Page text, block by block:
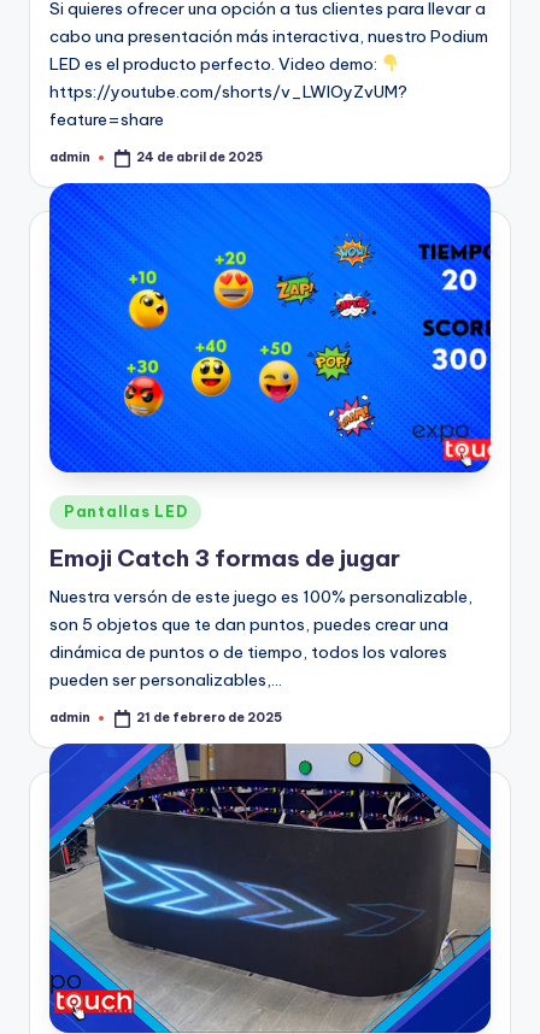
Si quieres ofrecer una opción a tus clientes para llevar a
cabo una presentación más interactiva, nuestro Podium
LED es el producto perfecto. Video demo:
https://youtube.com/shorts/v_LWlOyZvUM?
feature=share
admin 24 de abril de 2025
Pantallas LED
Emoji Catch 3 formas de jugar
Nuestra versón de este juego es 100% personalizable,
son 5 objetos que te dan puntos, puedes crear una
dinámica de puntos o de tiempo, todos los valores
pueden ser personalizables,…
admin 21 de febrero de 2025